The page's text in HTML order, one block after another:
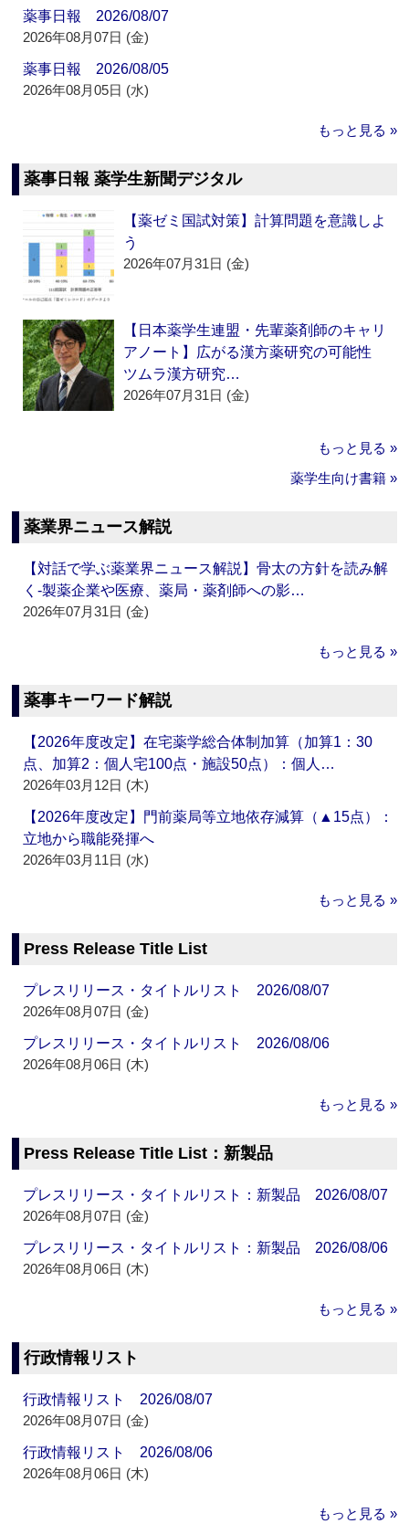
薬事日報 2026/08/07
2026年08月07日 (金)
薬事日報 2026/08/05
2026年08月05日 (水)
もっと見る »
薬事日報 薬学生新聞デジタル
【薬ゼミ国試対策】計算問題を意識しよ
う
2026年07月31日 (金)
【日本薬学生連盟・先輩薬剤師のキャリ
アノート】広がる漢方薬研究の可能性
ツムラ漢方研究…
2026年07月31日 (金)
もっと見る »
薬学生向け書籍 »
薬業界ニュース解説
【対話で学ぶ薬業界ニュース解説】骨太の方針を読み解
く‐製薬企業や医療、薬局・薬剤師への影…
2026年07月31日 (金)
もっと見る »
薬事キーワード解説
【2026年度改定】在宅薬学総合体制加算（加算1：30
点、加算2：個人宅100点・施設50点）：個人…
2026年03月12日 (木)
【2026年度改定】門前薬局等立地依存減算（▲15点）：
立地から職能発揮へ
2026年03月11日 (水)
もっと見る »
Press Release Title List
プレスリリース・タイトルリスト 2026/08/07
2026年08月07日 (金)
プレスリリース・タイトルリスト 2026/08/06
2026年08月06日 (木)
もっと見る »
Press Release Title List：新製品
プレスリリース・タイトルリスト：新製品 2026/08/07
2026年08月07日 (金)
プレスリリース・タイトルリスト：新製品 2026/08/06
2026年08月06日 (木)
もっと見る »
行政情報リスト
行政情報リスト 2026/08/07
2026年08月07日 (金)
行政情報リスト 2026/08/06
2026年08月06日 (木)
もっと見る »